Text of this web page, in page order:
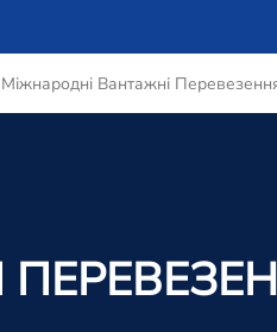
Міжнародні Вантажні